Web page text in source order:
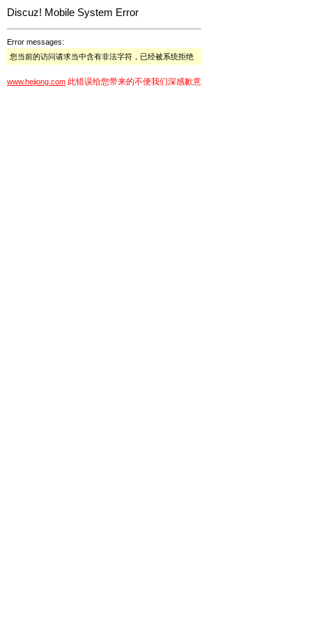
Discuz! Mobile System Error
Error messages:
您当前的访问请求当中含有非法字符，已经被系统拒绝
www.hejiong.com 此错误给您带来的不便我们深感歉意